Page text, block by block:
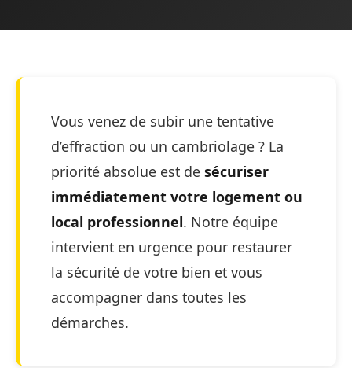
Vous venez de subir une tentative
d’effraction ou un cambriolage ? La
priorité absolue est de sécuriser
immédiatement votre logement ou
local professionnel. Notre équipe
intervient en urgence pour restaurer
la sécurité de votre bien et vous
accompagner dans toutes les
démarches.